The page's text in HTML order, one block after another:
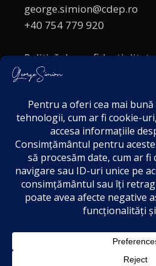
george.simion@cdep.ro
+40 754 779 920
Politică de confidențialitate
Politica cookies
Acordul de markting
Disclaimer